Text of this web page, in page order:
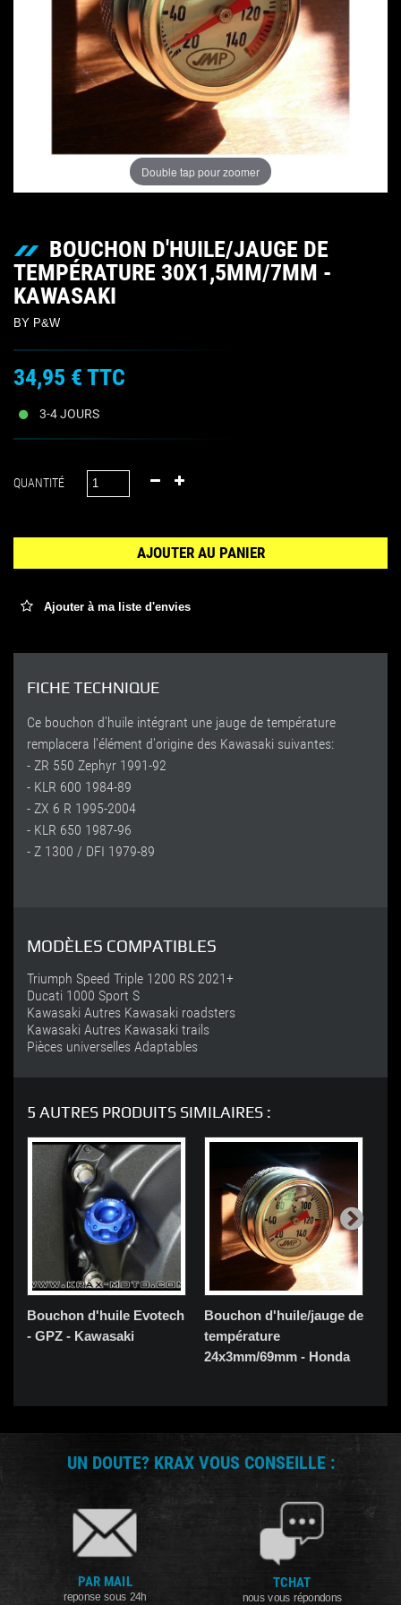
Double tap pour zoomer
BOUCHON D'HUILE/JAUGE DE
TEMPÉRATURE 30X1,5MM/7MM -
KAWASAKI
BY P&W
34,95 € TTC
3-4 JOURS
QUANTITÉ
AJOUTER AU PANIER
Ajouter à ma liste d'envies
FICHE TECHNIQUE
Ce bouchon d'huile intégrant une jauge de température
remplacera l'élément d'origine des Kawasaki suivantes:
- ZR 550 Zephyr 1991-92
- KLR 600 1984-89
- ZX 6 R 1995-2004
- KLR 650 1987-96
- Z 1300 / DFI 1979-89
MODÈLES COMPATIBLES
Triumph Speed Triple 1200 RS 2021+
Ducati 1000 Sport S
Kawasaki Autres Kawasaki roadsters
Kawasaki Autres Kawasaki trails
Pièces universelles Adaptables
5 AUTRES PRODUITS SIMILAIRES :
Bouchon d'huile Evotech
- GPZ - Kawasaki
Bouchon d'huile/jauge de
température
24x3mm/69mm - Honda
UN DOUTE? KRAX VOUS CONSEILLE :
PAR MAIL
reponse sous 24h
TCHAT
nous vous répondons